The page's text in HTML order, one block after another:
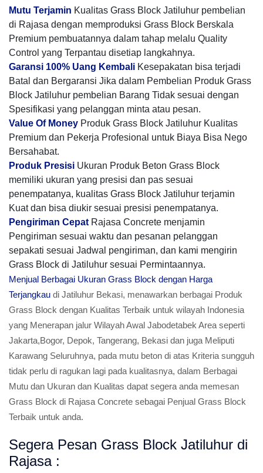
Mutu Terjamin Kualitas Grass Block Jatiluhur pembelian
di Rajasa dengan memproduksi Grass Block Berskala
Premium pembuatannya dalam tahap melalu Quality
Control yang Terpantau disetiap langkahnya.
Garansi 100% Uang Kembali Kesepakatan bisa terjadi
Batal dan Bergaransi Jika dalam Pembelian Produk Grass
Block Jatiluhur pembelian Barang Tidak sesuai dengan
Spesifikasi yang pelanggan minta atau pesan.
Value Of Money Produk Grass Block Jatiluhur Kualitas
Premium dan Pekerja Profesional untuk Biaya Bisa Nego
Bersahabat.
Produk Presisi Ukuran Produk Beton Grass Block
memiliki ukuran yang presisi dan pas sesuai
penempatanya, kualitas Grass Block Jatiluhur terjamin
Kuat dan bisa diukir sesuai presisi penempatanya.
Pengiriman Cepat Rajasa Concrete menjamin
Pengiriman sesuai waktu dan pesanan pelanggan
sepakati sesuai Jadwal pengiriman, dan kami mengirin
Grass Block di Jatiluhur sesuai Permintaannya.
Menjual Berbagai Ukuran Grass Block dengan Harga
Terjangkau di Jatiluhur Bekasi, menawarkan berbagai Produk
Grass Block dengan Kualitas Terbaik untuk wilayah Indonesia
yang Menerapan jalur Wilayah Awal Jabodetabek Area seperti
Jakarta,Bogor, Depok, Tangerang, Bekasi dan juga Meliputi
Karawang Seluruhnya, pada mutu beton di atas Kriteria sungguh
tidak perlu di ragukan lagi pada kualitasnya, dalam Berbagai
Mutu dan Ukuran dan Kualitas dapat segera anda memesan
Grass Block di Rajasa Concrete sebagai Penjual Grass Block
Terbaik untuk anda.
Segera Pesan Grass Block Jatiluhur di
Rajasa :